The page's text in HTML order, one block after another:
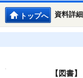
資料詳細
トップへ
【図書】